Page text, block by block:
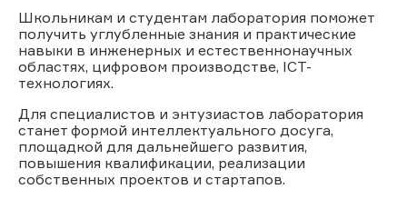
Школьникам и студентам лаборатория поможет
получить углубленные знания и практические
навыки в инженерных и естественнонаучных
областях, цифровом производстве, ICT-
технологиях.
Для специалистов и энтузиастов лаборатория
станет формой интеллектуального досуга,
площадкой для дальнейшего развития,
повышения квалификации, реализации
собственных проектов и стартапов.